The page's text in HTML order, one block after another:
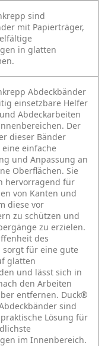
sind
mit Papierträger,
in glatten
Abdeckbänder
einsetzbare Helfer
Abdeckarbeiten
Der
dieser Bänder
einfache
und Anpassung an
Oberflächen. Sie
hervorragend für
von Kanten und
diese vor
zu schützen und
zu erzielen.
des
sorgt für eine gute
glatten
und lässt sich in
den Arbeiten
entfernen. Duck®
sind
Lösung für
im Innenbereich.